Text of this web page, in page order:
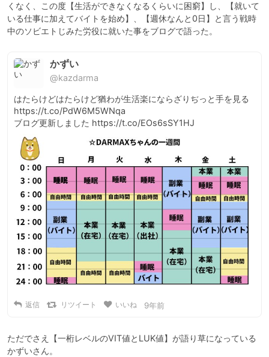
くなく、この度【生活ができなくなるくらいに困窮】し、【就いて
いる仕事に加えてバイトを始め】、【週休なんと0日】と言う戦時
かずい
@kazdarma
はたらけどはたらけど猶わが生活楽にならざりぢっと手を見る
https://t.co/PdW6M5WNqa
ブログ更新しました https://t.co/EOs6sSY1HJ
返信 リツイート いいね 9年前
ただでさえ【一桁レベルのVIT値とLUK値】が語り草になっている
かずいさん。